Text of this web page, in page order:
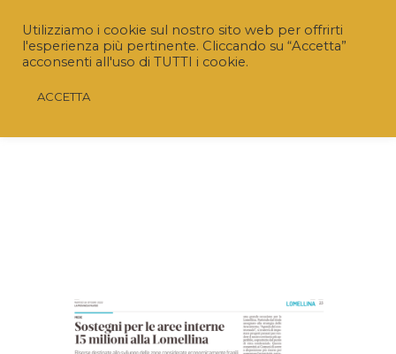
Utilizziamo i cookie sul nostro sito web per offrirti
l'esperienza più pertinente. Cliccando su “Accetta”
acconsenti all'uso di TUTTI i cookie.
ACCETTA
Nuovo termine:20 luglio 2026 ore 16.00